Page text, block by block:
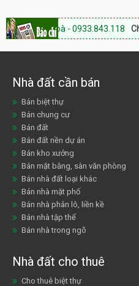
Hoà - 0933.843.118 Chợ
Nhà đất cần bán
Bán biệt thự
Bán chung cư
Bán đất
Bán đất nền dự án
Bán kho xưởng
Bán mặt bằng, sàn văn phòng
Bán nhà đất loại khác
Bán nhà mặt phố
Bán nhà phân lô, liền kề
Bán nhà tập thể
Bán nhà trong ngõ
Nhà đất cho thuê
Cho thuê biệt thự